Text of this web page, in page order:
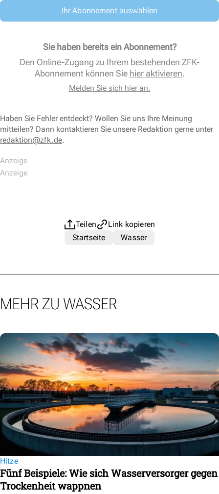
Ihr Abonnement auswählen
Sie haben bereits ein Abonnement?
Den Online-Zugang zu Ihrem bestehenden ZFK-
Abonnement können Sie hier aktivieren.
Melden Sie sich hier an.
Haben Sie Fehler entdeckt? Wollen Sie uns Ihre Meinung
mitteilen? Dann kontaktieren Sie unsere Redaktion gerne unter
redaktion@zfk.de.
Teilen
Link kopieren
Startseite
Wasser
MEHR ZU WASSER
Hitze
Fünf Beispiele: Wie sich Wasserversorger gegen
Trockenheit wappnen